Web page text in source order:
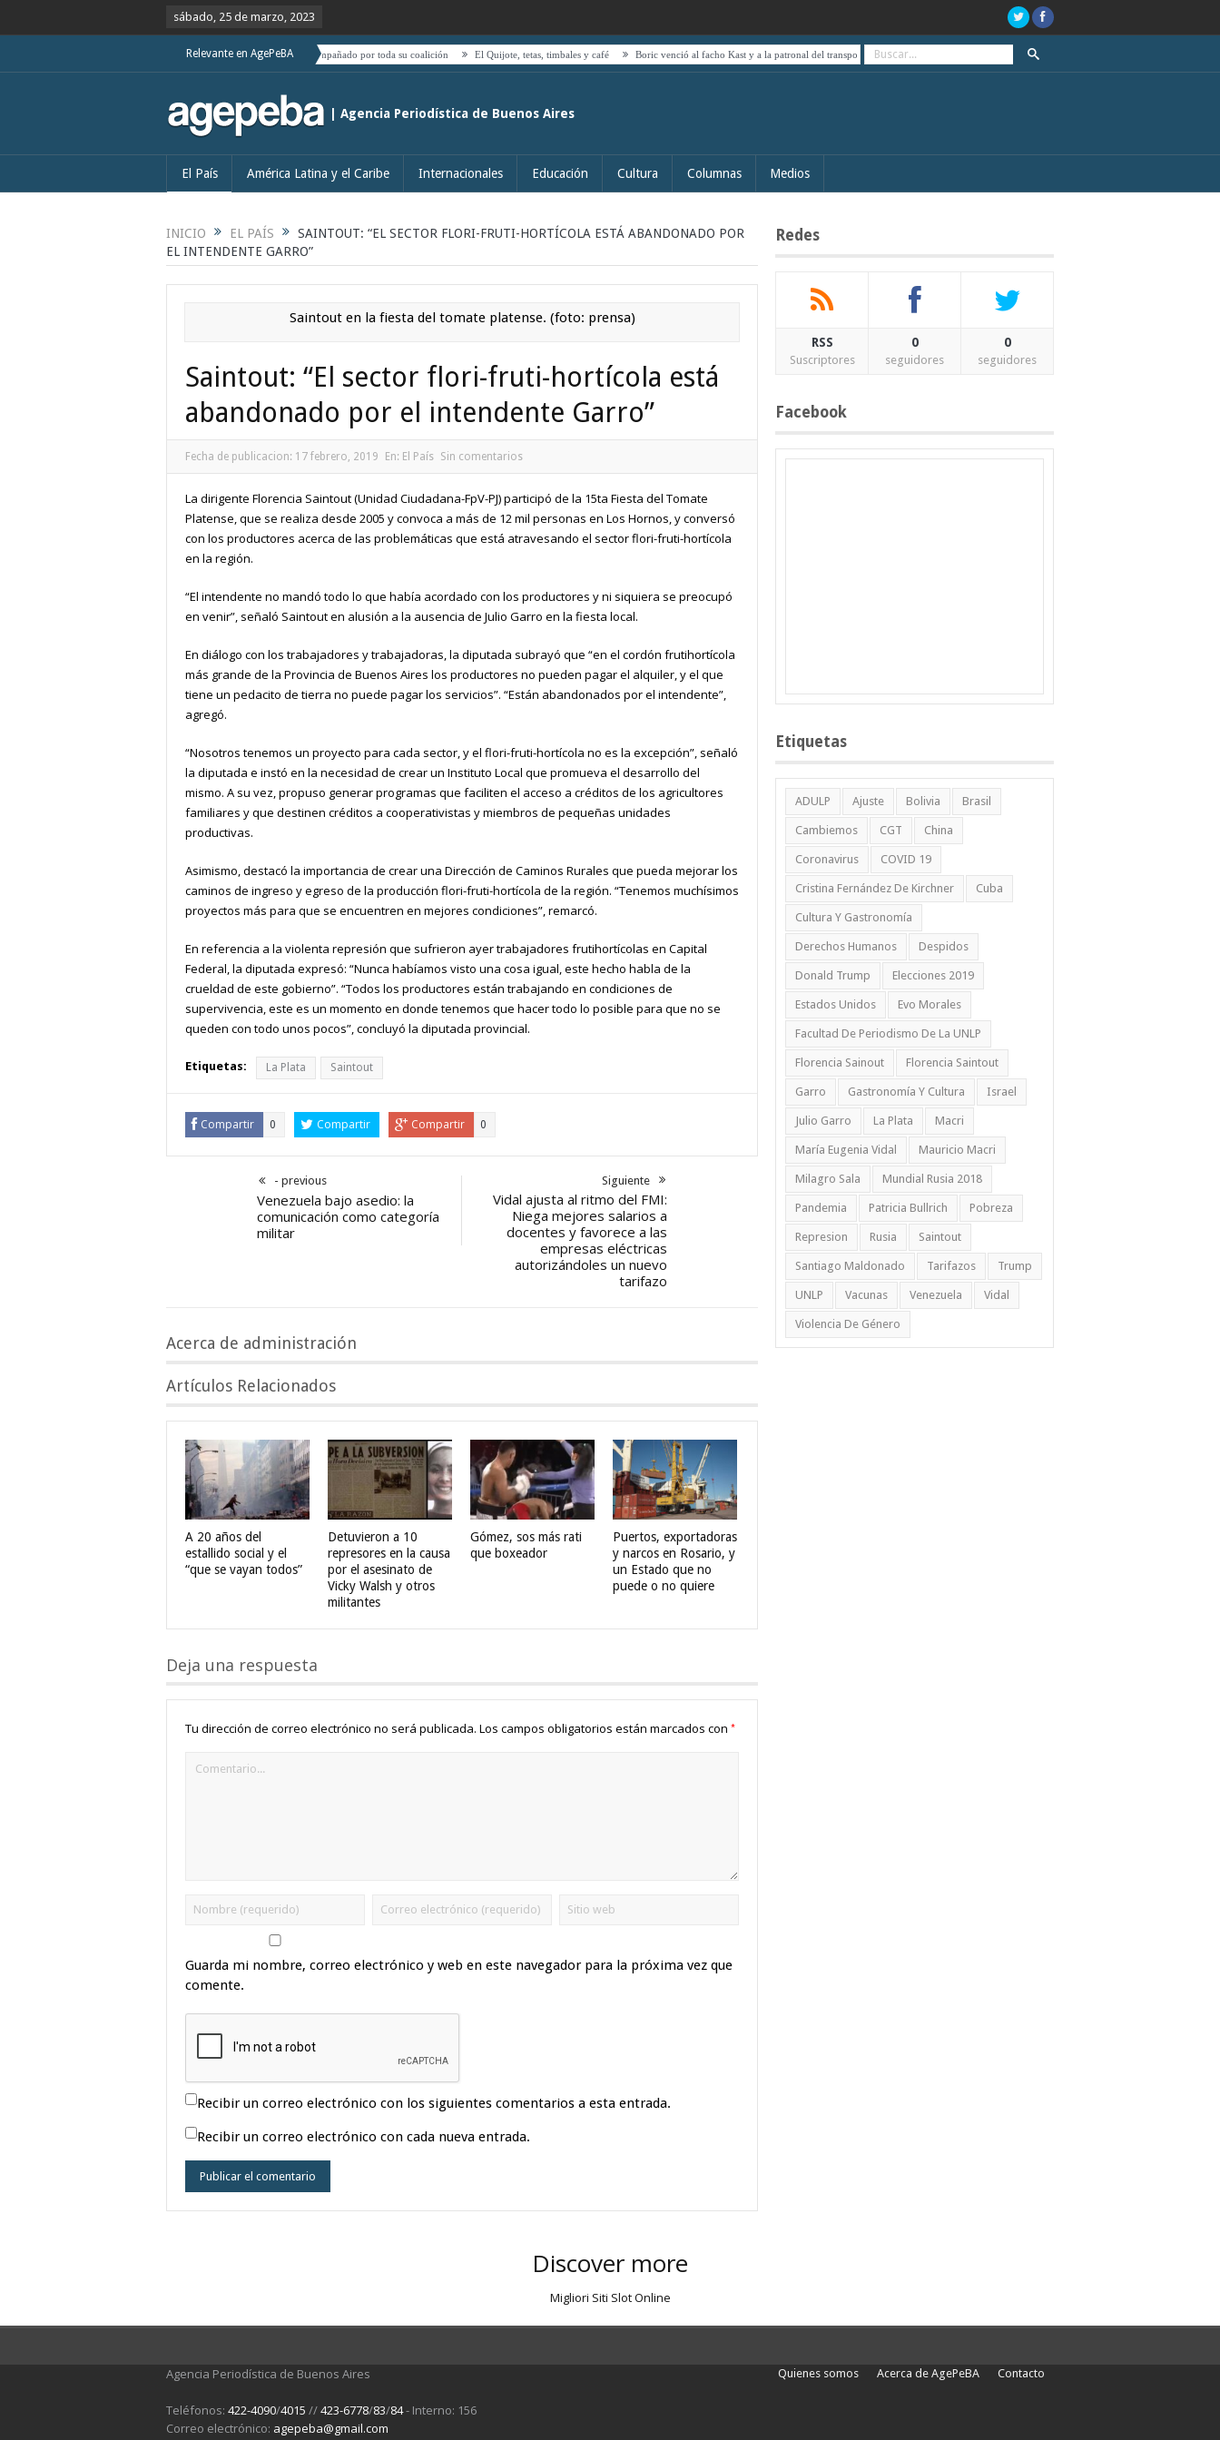
sábado, 25 de marzo, 2023
Relevante en AgePeBA
Habrá que ver si el deslizamiento de Boric hacia el centro es acompañado por toda su coalición El Quijote, tetas, timbales y café Boric venció al facho Kast y a la patronal del transporte público, de paro el día de las elecciones A 20 años del estallido social y el “que se
| Agencia Periodística de Buenos Aires
El País América Latina y el Caribe Internacionales Educación Cultura Columnas Medios
INICIO EL PAÍS
SAINTOUT: “EL SECTOR FLORI-FRUTI-HORTÍCOLA ESTÁ ABANDONADO POR
EL INTENDENTE GARRO”
Saintout en la fiesta del tomate platense. (foto: prensa)
Saintout: “El sector flori-fruti-hortícola está
abandonado por el intendente Garro”
Fecha de publicacion: 17 febrero, 2019 En: El País Sin comentarios
La dirigente Florencia Saintout (Unidad Ciudadana-FpV-PJ) participó de la 15ta Fiesta del Tomate
Platense, que se realiza desde 2005 y convoca a más de 12 mil personas en Los Hornos, y conversó
con los productores acerca de las problemáticas que está atravesando el sector flori-fruti-hortícola
en la región.
“El intendente no mandó todo lo que había acordado con los productores y ni siquiera se preocupó
en venir”, señaló Saintout en alusión a la ausencia de Julio Garro en la fiesta local.
En diálogo con los trabajadores y trabajadoras, la diputada subrayó que “en el cordón frutihortícola
más grande de la Provincia de Buenos Aires los productores no pueden pagar el alquiler, y el que
tiene un pedacito de tierra no puede pagar los servicios”. “Están abandonados por el intendente”,
agregó.
“Nosotros tenemos un proyecto para cada sector, y el flori-fruti-hortícola no es la excepción”, señaló
la diputada e instó en la necesidad de crear un Instituto Local que promueva el desarrollo del
mismo. A su vez, propuso generar programas que faciliten el acceso a créditos de los agricultores
familiares y que destinen créditos a cooperativistas y miembros de pequeñas unidades
productivas.
Asimismo, destacó la importancia de crear una Dirección de Caminos Rurales que pueda mejorar los
caminos de ingreso y egreso de la producción flori-fruti-hortícola de la región. “Tenemos muchísimos
proyectos más para que se encuentren en mejores condiciones”, remarcó.
En referencia a la violenta represión que sufrieron ayer trabajadores frutihortícolas en Capital
Federal, la diputada expresó: “Nunca habíamos visto una cosa igual, este hecho habla de la
crueldad de este gobierno”. “Todos los productores están trabajando en condiciones de
supervivencia, este es un momento en donde tenemos que hacer todo lo posible para que no se
queden con todo unos pocos”, concluyó la diputada provincial.
Etiquetas: La Plata Saintout
Compartir 0 Compartir Compartir 0
- previous
Venezuela bajo asedio: la
comunicación como categoría
militar
Siguiente
Vidal ajusta al ritmo del FMI:
Niega mejores salarios a
docentes y favorece a las
empresas eléctricas
autorizándoles un nuevo
tarifazo
Acerca de administración
Artículos Relacionados
A 20 años del
estallido social y el
“que se vayan todos”
Detuvieron a 10
represores en la causa
por el asesinato de
Vicky Walsh y otros
militantes
Gómez, sos más rati
que boxeador
Puertos, exportadoras
y narcos en Rosario, y
un Estado que no
puede o no quiere
Deja una respuesta
Tu dirección de correo electrónico no será publicada. Los campos obligatorios están marcados con *
Guarda mi nombre, correo electrónico y web en este navegador para la próxima vez que
comente.
Recibir un correo electrónico con los siguientes comentarios a esta entrada.
Recibir un correo electrónico con cada nueva entrada.
Redes
RSS
Suscriptores
0
seguidores
0
seguidores
Facebook
Etiquetas
ADULP Ajuste Bolivia Brasil
Cambiemos CGT China
Coronavirus COVID 19
Cristina Fernández De Kirchner Cuba
Cultura Y Gastronomía
Derechos Humanos Despidos
Donald Trump Elecciones 2019
Estados Unidos Evo Morales
Facultad De Periodismo De La UNLP
Florencia Sainout Florencia Saintout
Garro Gastronomía Y Cultura Israel
Julio Garro La Plata Macri
María Eugenia Vidal Mauricio Macri
Milagro Sala Mundial Rusia 2018
Pandemia Patricia Bullrich Pobreza
Represion Rusia Saintout
Santiago Maldonado Tarifazos Trump
UNLP Vacunas Venezuela Vidal
Violencia De Género
Discover more
Migliori Siti Slot Online
Agencia Periodística de Buenos Aires
Teléfonos: 422-4090/4015 //423-6778/83/84- Interno: 156
Correo electrónico: agepeba@gmail.com
Quienes somos Acerca de AgePeBA Contacto